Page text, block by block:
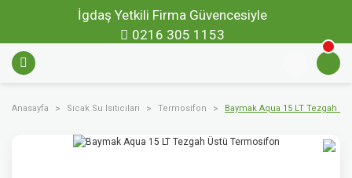
İgdaş Yetkili Firma Güvencesiyle
0216 305 1153
Anasayfa Sıcak Su Isıtıcıları Termosifon Baymak Aqua 15 LT Tezgah